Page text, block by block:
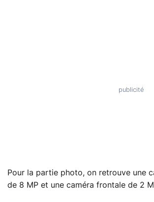
Pour la partie photo, on retrouve une
de 8 MP et une caméra frontale de 2